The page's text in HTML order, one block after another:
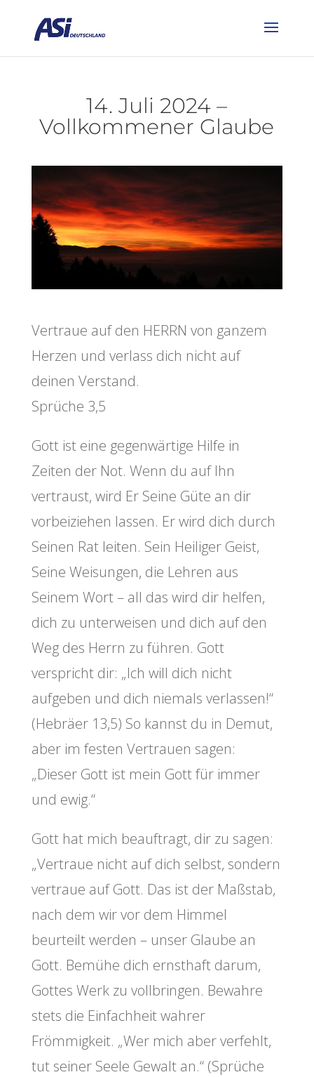
14. Juli 2024 –
Vollkommener Glaube
Vertraue auf den HERRN von ganzem
Herzen und verlass dich nicht auf
deinen Verstand.
Sprüche 3,5
Gott ist eine gegenwärtige Hilfe in
Zeiten der Not. Wenn du auf Ihn
vertraust, wird Er Seine Güte an dir
vorbeiziehen lassen. Er wird dich durch
Seinen Rat leiten. Sein Heiliger Geist,
Seine Weisungen, die Lehren aus
Seinem Wort – all das wird dir helfen,
dich zu unterweisen und dich auf den
Weg des Herrn zu führen. Gott
verspricht dir: „Ich will dich nicht
aufgeben und dich niemals verlassen!“
(Hebräer 13,5) So kannst du in Demut,
aber im festen Vertrauen sagen:
„Dieser Gott ist mein Gott für immer
und ewig.“
Gott hat mich beauftragt, dir zu sagen:
„Vertraue nicht auf dich selbst, sondern
vertraue auf Gott. Das ist der Maßstab,
nach dem wir vor dem Himmel
beurteilt werden – unser Glaube an
Gott. Bemühe dich ernsthaft darum,
Gottes Werk zu vollbringen. Bewahre
stets die Einfachheit wahrer
Frömmigkeit. „Wer mich aber verfehlt,
tut seiner Seele Gewalt an.“ (Sprüche